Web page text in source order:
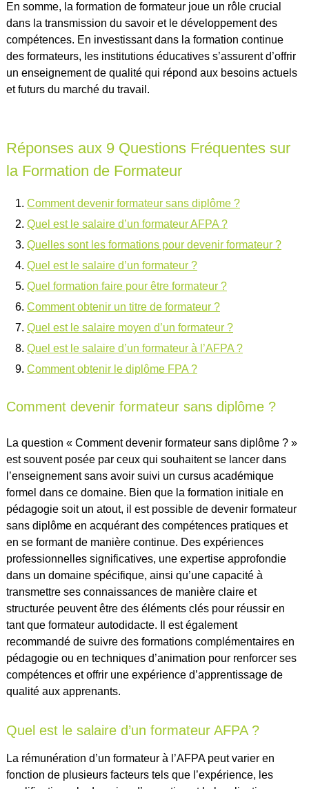
En somme, la formation de formateur joue un rôle crucial
dans la transmission du savoir et le développement des
compétences. En investissant dans la formation continue
des formateurs, les institutions éducatives s’assurent d’offrir
un enseignement de qualité qui répond aux besoins actuels
et futurs du marché du travail.
Réponses aux 9 Questions Fréquentes sur
la Formation de Formateur
Comment devenir formateur sans diplôme ?
Quel est le salaire d’un formateur AFPA ?
Quelles sont les formations pour devenir formateur ?
Quel est le salaire d’un formateur ?
Quel formation faire pour être formateur ?
Comment obtenir un titre de formateur ?
Quel est le salaire moyen d’un formateur ?
Quel est le salaire d’un formateur à l’AFPA ?
Comment obtenir le diplôme FPA ?
Comment devenir formateur sans diplôme ?
La question « Comment devenir formateur sans diplôme ? »
est souvent posée par ceux qui souhaitent se lancer dans
l’enseignement sans avoir suivi un cursus académique
formel dans ce domaine. Bien que la formation initiale en
pédagogie soit un atout, il est possible de devenir formateur
sans diplôme en acquérant des compétences pratiques et
en se formant de manière continue. Des expériences
professionnelles significatives, une expertise approfondie
dans un domaine spécifique, ainsi qu’une capacité à
transmettre ses connaissances de manière claire et
structurée peuvent être des éléments clés pour réussir en
tant que formateur autodidacte. Il est également
recommandé de suivre des formations complémentaires en
pédagogie ou en techniques d’animation pour renforcer ses
compétences et offrir une expérience d’apprentissage de
qualité aux apprenants.
Quel est le salaire d’un formateur AFPA ?
La rémunération d’un formateur à l’AFPA peut varier en
fonction de plusieurs facteurs tels que l’expérience, les